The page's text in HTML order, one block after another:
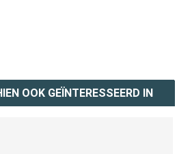
OOK GEÏNTERESSEERD IN